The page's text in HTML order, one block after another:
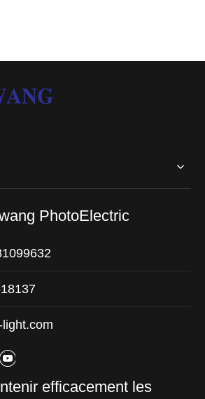
PhotoElectric
efficacement les